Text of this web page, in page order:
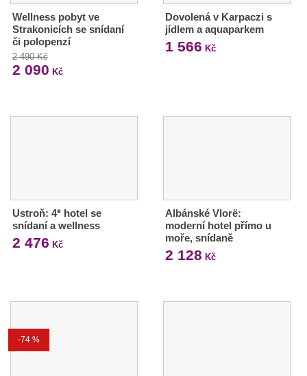
Wellness pobyt ve
Strakonicích se snídaní
či polopenzí
2 490 Kč
2 090 Kč
Dovolená v Karpaczi s
jídlem a aquaparkem
1 566 Kč
Ustroň: 4* hotel se
snídaní a wellness
2 476 Kč
Albánské Vlorë:
moderní hotel přímo u
moře, snídaně
2 128 Kč
-74 %